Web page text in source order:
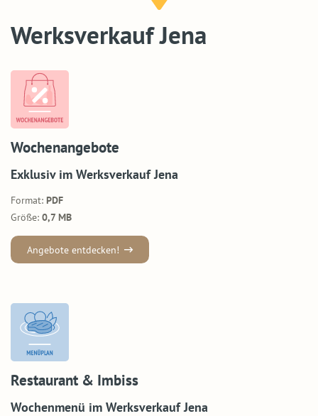
Werksverkauf Jena
Wochenangebote
Exklusiv im Werksverkauf Jena
Format: PDF
Größe: 0,7 MB
Angebote entdecken!
Restaurant & Imbiss
Wochenmenü im Werksverkauf Jena